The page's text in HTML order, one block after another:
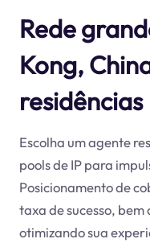
Rede
Kong,
residências
Escolha um agente
pools de IP para
Posicionamento de
taxa de sucesso,
otimizando sua